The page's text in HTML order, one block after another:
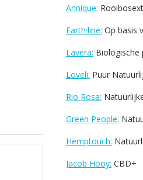
Annique:
Earth·line: Op basis
Lavera: Biologische
Loveli: Puur
Rio Rosa:
Green People:
Hemptouch:
Jacob Hooy: CBD+